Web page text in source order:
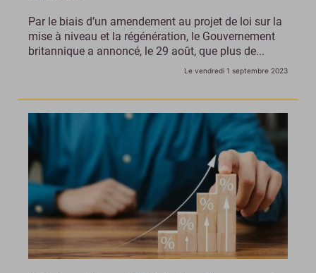
Par le biais d’un amendement au projet de loi sur la
mise à niveau et la régénération, le Gouvernement
britannique a annoncé, le 29 août, que plus de...
Le vendredi 1 septembre 2023